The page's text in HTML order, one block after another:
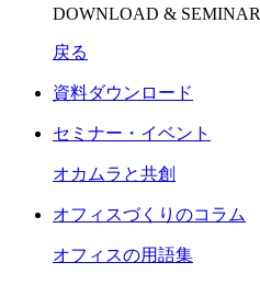
DOWNLOAD & SEMINAR
戻る
資料ダウンロード
セミナー・イベント
オカムラと共創
オフィスづくりのコラム
オフィスの用語集